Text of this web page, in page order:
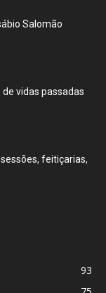
Salomão
vidas passadas
feitiçarias,
93